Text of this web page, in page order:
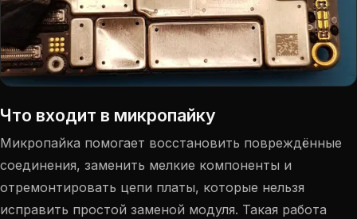
Что входит в микропайку
Микропайка помогает восстановить повреждённые
соединения, заменить мелкие компоненты и
отремонтировать цепи платы, которые нельзя
исправить простой заменой модуля. Такая работа